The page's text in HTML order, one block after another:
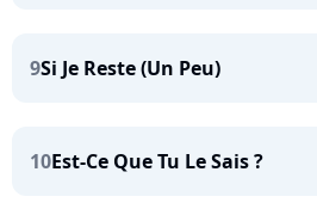
9Si Je Reste (Un Peu)
10Est-Ce Que Tu Le Sais ?